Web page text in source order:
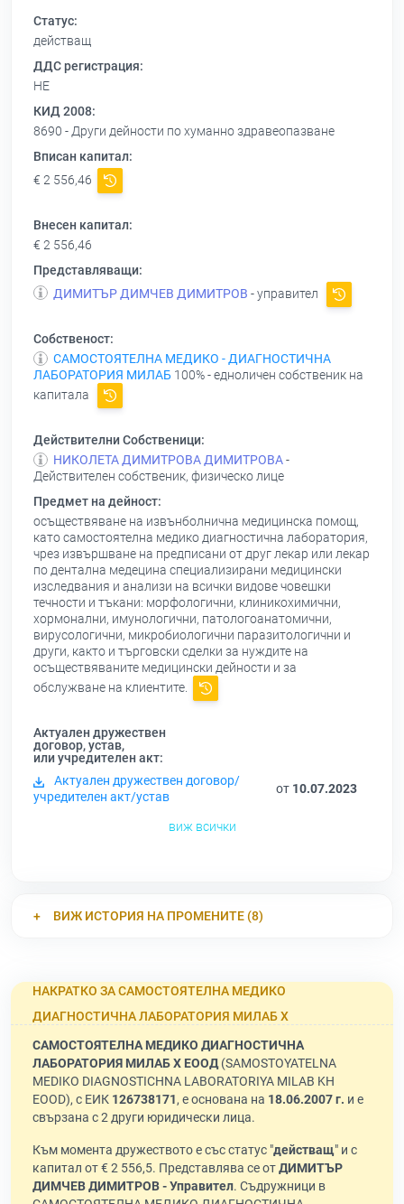
Статус:
действащ
ДДС регистрация:
НЕ
КИД 2008:
8690 - Други дейности по хуманно здравеопазване
Вписан капитал:
€ 2 556,46
Внесен капитал:
€ 2 556,46
Представляващи:
ДИМИТЪР ДИМЧЕВ ДИМИТРОВ - управител
Собственост:
САМОСТОЯТЕЛНА МЕДИКО - ДИАГНОСТИЧНА
ЛАБОРАТОРИЯ МИЛАБ 100% - едноличен собственик на
капитала
Действителни Собственици:
НИКОЛЕТА ДИМИТРОВА ДИМИТРОВА-
Действителен собственик, физическо лице
Предмет на дейност:
осъществяване на извънболнична медицинска помощ,
като самостоятелна медико диагностична лаборатория,
чрез извършване на предписани от друг лекар или лекар
по дентална медецина специализирани медицински
изследвания и анализи на всички видове човешки
течности и тъкани: морфологични, клиникохимични,
хормонални, имунологични, патологоанатомични,
вирусологични, микробиологични паразитологични и
други, както и търговски сделки за нуждите на
осъществяваните медицински дейности и за
обслужване на клиентите.
Актуален дружествен
договор, устав,
или учредителен акт:
Актуален дружествен договор/
учредителен акт/устав
от 10.07.2023
виж всички
ВИЖ ИСТОРИЯ НА ПРОМЕНИТЕ (8)
НАКРАТКО ЗА САМОСТОЯТЕЛНА МЕДИКО
ДИАГНОСТИЧНА ЛАБОРАТОРИЯ МИЛАБ Х
САМОСТОЯТЕЛНА МЕДИКО ДИАГНОСТИЧНА
ЛАБОРАТОРИЯ МИЛАБ Х ЕООД(SAMOSTOYATELNA
MEDIKO DIAGNOSTICHNA LABORATORIYA MILAB KH
EOOD), с ЕИК 126738171, е основана на 18.06.2007 г. и е
свързана с 2 други юридически лица.
Към момента дружеството е със статус "действащ" и с
капитал от € 2 556,5. Представлява се отДИМИТЪР
ДИМЧЕВ ДИМИТРОВ - Управител. Съдружници в